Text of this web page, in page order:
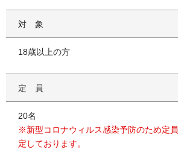
対象
18歳以上の方
定員
20名
※新型コロナウィルス感染予防のため定
定しております。